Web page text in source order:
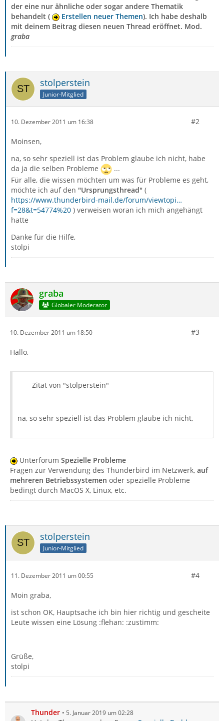
der eine nur ähnliche oder sogar andere Thematik
behandelt (
Erstellen neuer Themen). Ich habe deshalb
mit deinem Beitrag diesen neuen Thread eröffnet. Mod.
graba
stolperstein
Junior-Mitglied
10. Dezember 2011 um 16:38 #2
Moinsen,
na, so sehr speziell ist das Problem glaube ich nicht, habe
da ja die selben Probleme
...
Für alle, die wissen möchten um was für Probleme es geht,
möchte ich auf den "Ursprungsthread" (
https://www.thunderbird-mail.de/forum/viewtopi…
f=28&t=54774%20 ) verweisen woran ich mich angehängt
hatte
Danke für die Hilfe,
stolpi
graba
Globaler Moderator
10. Dezember 2011 um 18:50 #3
Hallo,
Zitat von "stolperstein"
na, so sehr speziell ist das Problem glaube ich nicht,
Unterforum Spezielle Probleme
Fragen zur Verwendung des Thunderbird im Netzwerk, auf
mehreren Betriebssystemen oder spezielle Probleme
bedingt durch MacOS X, Linux, etc.
stolperstein
Junior-Mitglied
11. Dezember 2011 um 00:55 #4
Moin graba,
ist schon OK, Hauptsache ich bin hier richtig und gescheite
Leute wissen eine Lösung :flehan: :zustimm:
Grüße,
stolpi
Thunder 5. Januar 2019 um 02:28